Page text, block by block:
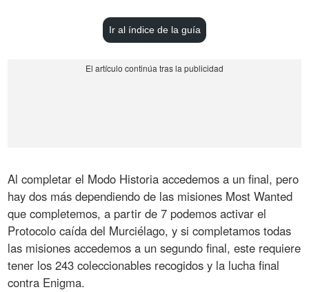
Ir al índice de la guía
Al completar el Modo Historia accedemos a un final, pero
hay dos más dependiendo de las misiones Most Wanted
que completemos, a partir de 7 podemos activar el
Protocolo caída del Murciélago, y si completamos todas
las misiones accedemos a un segundo final, este requiere
tener los 243 coleccionables recogidos y la lucha final
contra Enigma.